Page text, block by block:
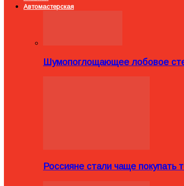
Автомастерская
Шумопоглощающее лобовое
Россияне стали чаще покупать